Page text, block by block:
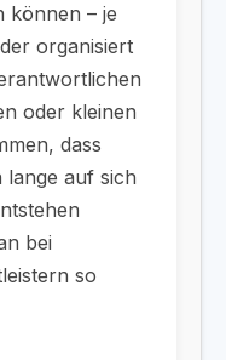
können – je
organisiert
oder kleinen
dass
lange auf sich
bei
so